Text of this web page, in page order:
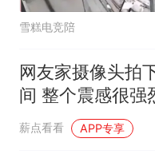
雪糕电竞陪
网友家摄像头拍
间 整个震感很强
都在跟着震动
薪点看看 APP专享